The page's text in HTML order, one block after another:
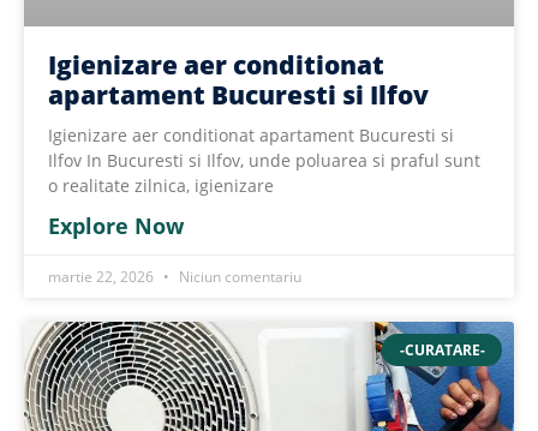
Igienizare aer conditionat
apartament Bucuresti si Ilfov
Igienizare aer conditionat apartament Bucuresti si
Ilfov In Bucuresti si Ilfov, unde poluarea si praful sunt
o realitate zilnica, igienizare
Explore Now
martie 22, 2026 Niciun comentariu
-CURATARE-